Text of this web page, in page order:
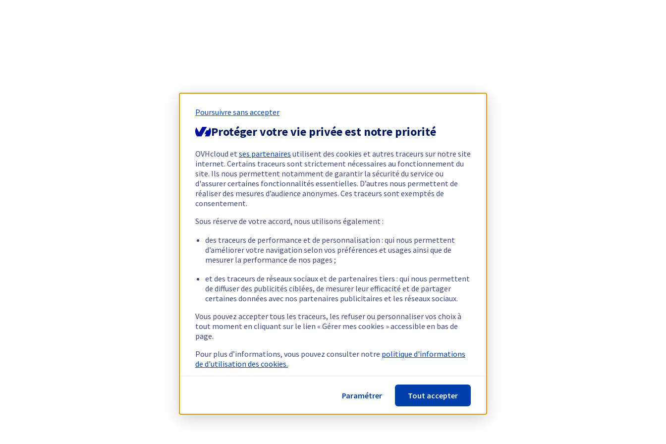
Poursuivre sans accepter
Protéger votre vie privée est notre priorité
OVHcloud et ses partenaires utilisent des cookies et autres traceurs sur notre site
internet. Certains traceurs sont strictement nécessaires au fonctionnement du
site. Ils nous permettent notamment de garantir la sécurité du service ou
d'assurer certaines fonctionnalités essentielles. D’autres nous permettent de
réaliser des mesures d’audience anonymes. Ces traceurs sont exemptés de
consentement.
Sous réserve de votre accord, nous utilisons également :
des traceurs de performance et de personnalisation : qui nous permettent
d’améliorer votre navigation selon vos préférences et usages ainsi que de
mesurer la performance de nos pages ;
et des traceurs de réseaux sociaux et de partenaires tiers : qui nous permettent
de diffuser des publicités ciblées, de mesurer leur efficacité et de partager
certaines données avec nos partenaires publicitaires et les réseaux sociaux.
Vous pouvez accepter tous les traceurs, les refuser ou personnaliser vos choix à
tout moment en cliquant sur le lien « Gérer mes cookies » accessible en bas de
page.
Pour plus d’informations, vous pouvez consulter notre politique d'informations
de d'utilisation des cookies.
Paramétrer Tout accepter